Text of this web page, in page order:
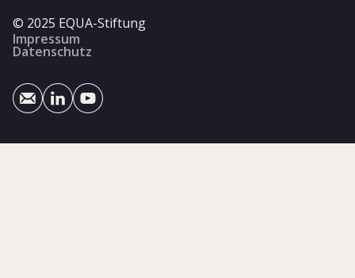
© 2025 EQUA-Stiftung
Impressum
Datenschutz